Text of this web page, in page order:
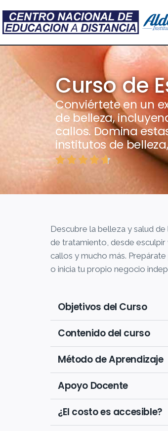
Curso de
Conviértete en un
de belleza,
callos. Domina
institutos de
    
Descubre la belleza y salud
de tratamiento, desde esculpir
callos y mucho más.
o inicia tu propio negocio
Objetivos del Curso
Contenido del curso
Método de Aprendizaje
Apoyo Docente
¿El costo es accesible?